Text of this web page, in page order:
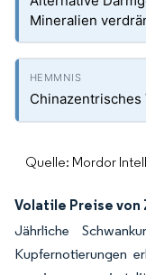
Mineralien
Quelle: Mordor
Volatile Preise von
Jährliche
Kupfernotierungen